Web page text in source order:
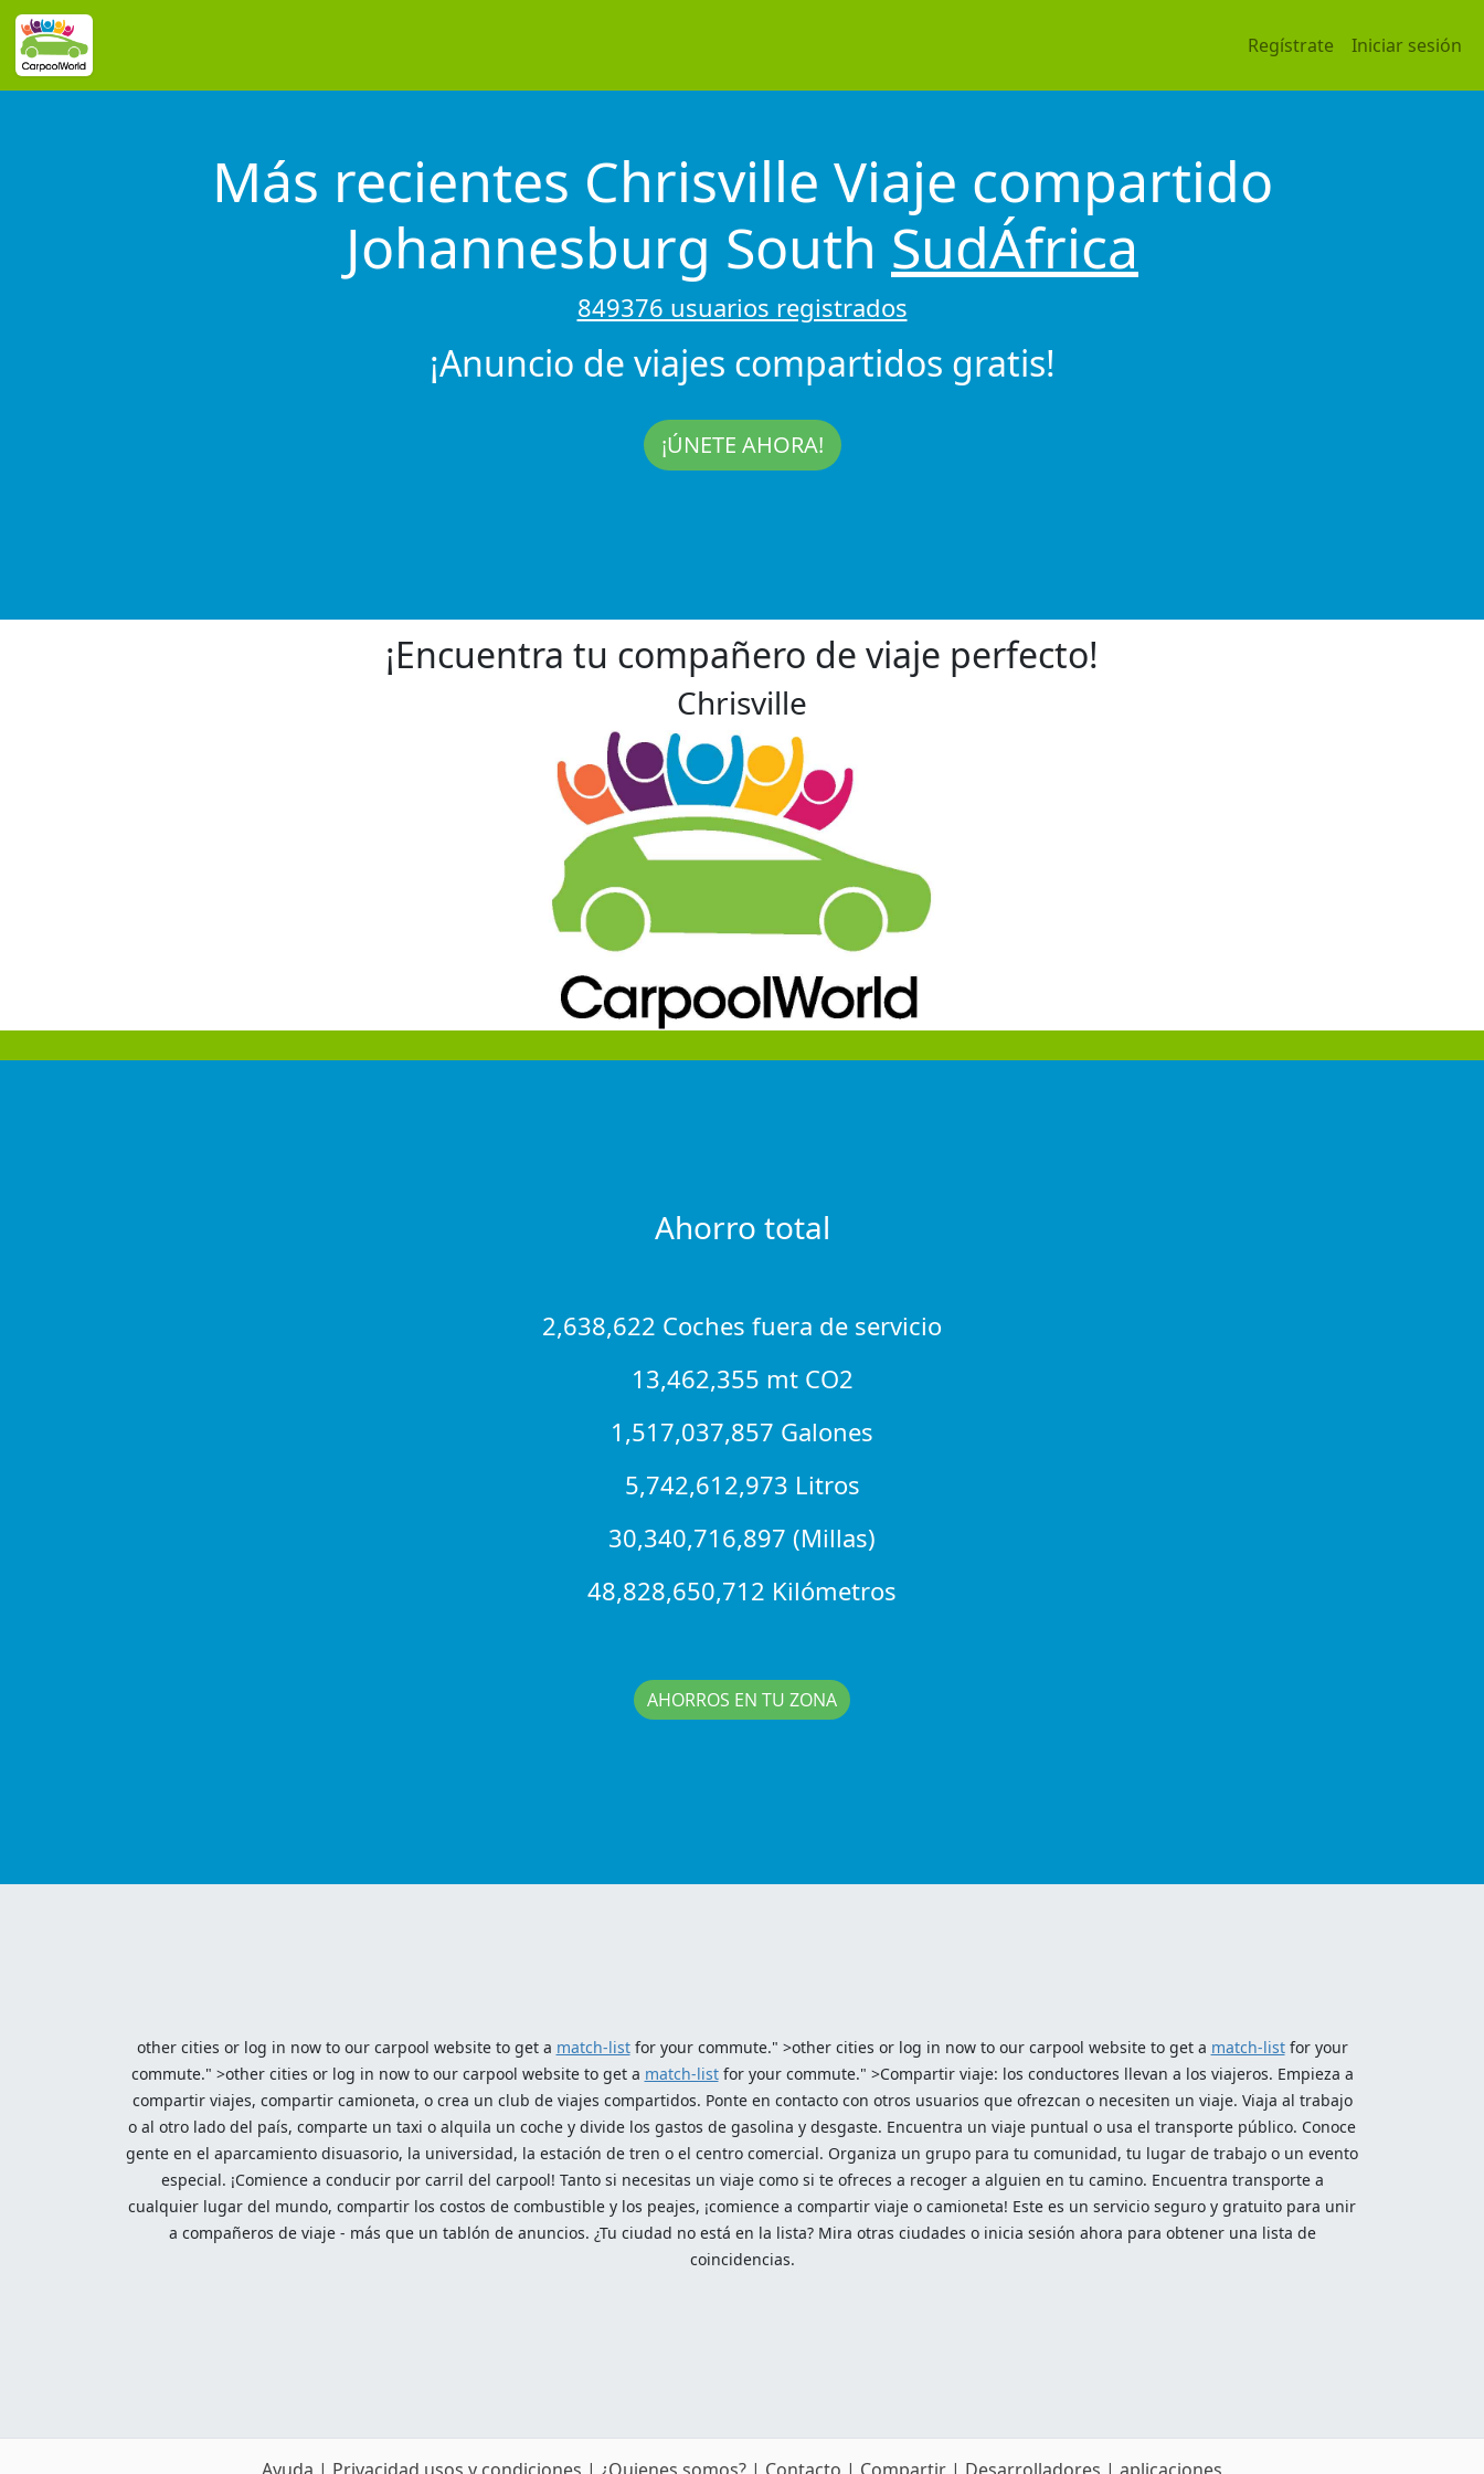
Regístrate Iniciar sesión
Más recientes Chrisville Viaje compartido
Johannesburg South SudÁfrica
849376 usuarios registrados
¡Anuncio de viajes compartidos gratis!
¡ÚNETE AHORA!
¡Encuentra tu compañero de viaje perfecto!
Chrisville
Ahorro total
2,638,622 Coches fuera de servicio
13,462,355 mt CO2
1,517,037,857 Galones
5,742,612,973 Litros
30,340,716,897 (Millas)
48,828,650,712 Kilómetros
AHORROS EN TU ZONA
other cities or log in now to our carpool website to get a match-listfor your commute." >other cities or log in now to our carpool website to get a match-listfor your
commute." >other cities or log in now to our carpool website to get a match-listfor your commute." >Compartir viaje: los conductores llevan a los viajeros. Empieza a
compartir viajes, compartir camioneta, o crea un club de viajes compartidos. Ponte en contacto con otros usuarios que ofrezcan o necesiten un viaje. Viaja al trabajo
o al otro lado del país, comparte un taxi o alquila un coche y divide los gastos de gasolina y desgaste. Encuentra un viaje puntual o usa el transporte público. Conoce
gente en el aparcamiento disuasorio, la universidad, la estación de tren o el centro comercial. Organiza un grupo para tu comunidad, tu lugar de trabajo o un evento
especial. ¡Comience a conducir por carril del carpool! Tanto si necesitas un viaje como si te ofreces a recoger a alguien en tu camino. Encuentra transporte a
cualquier lugar del mundo, compartir los costos de combustible y los peajes, ¡comience a compartir viaje o camioneta! Este es un servicio seguro y gratuito para unir
a compañeros de viaje - más que un tablón de anuncios. ¿Tu ciudad no está en la lista? Mira otras ciudades o inicia sesión ahora para obtener una lista de
coincidencias.